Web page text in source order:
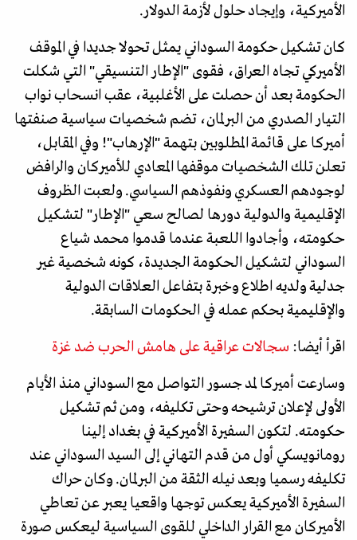
الأميركية، وإيجاد حلول لأزمة الدولار.
كان تشكيل حكومة السوداني يمثل تحولا جديدا في الموقف
الأميركي تجاه العراق، فقوى "الإطار التنسيقي" التي شكلت
الحكومة بعد أن حصلت على الأغلبية، عقب انسحاب نواب
التيار الصدري من البرلمان، تضم شخصيات سياسية صنفتها
أميركا على قائمة المطلوبين بتهمة "الإرهاب"! وفي المقابل،
تعلن تلك الشخصيات موقفها المعادي للأميركان والرافض
لوجودهم العسكري ونفوذهم السياسي. ولعبت الظروف
الإقليمية والدولية دورها لصالح سعي "الإطار" لتشكيل
حكومته، وأجادوا اللعبة عندما قدموا محمد شياع
السوداني لتشكيل الحكومة الجديدة، كونه شخصية غير
جدلية ولديه اطلاع وخبرة بتفاعل العلاقات الدولية
والإقليمية بحكم عمله في الحكومات السابقة.
اقرأ أيضا: سجالات عراقية على هامش الحرب ضد غزة
وسارعت أميركا لمد جسور التواصل مع السوداني منذ الأيام
الأولى لإعلان ترشيحه وحتى تكليفه، ومن ثم تشكيل
حكومته. لتكون السفيرة الأميركية في بغداد إلينا
رومانويسكي أول من قدم التهاني إلى السيد السوداني عند
تكليفه رسميا وبعد نيله الثقة من البرلمان. وكان حراك
السفيرة الأميركية يعكس توجها واقعيا يعبر عن تعاطي
الأميركان مع القرار الداخلي للقوى السياسية ليعكس صورة